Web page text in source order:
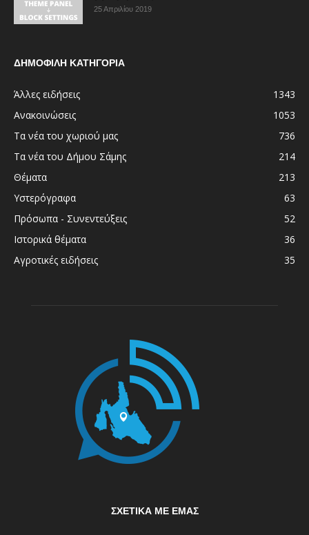
25 Απριλίου 2019
ΔΗΜΟΦΙΛΗ ΚΑΤΗΓΟΡΙΑ
Άλλες ειδήσεις
1343
Ανακοινώσεις
1053
Τα νέα του χωριού μας
736
Τα νέα του Δήμου Σάμης
214
Θέματα
213
Υστερόγραφα
63
Πρόσωπα - Συνεντεύξεις
52
Ιστορικά θέματα
36
Αγροτικές ειδήσεις
35
ΣΧΕΤΙΚΆ ΜΕ ΕΜΆΣ